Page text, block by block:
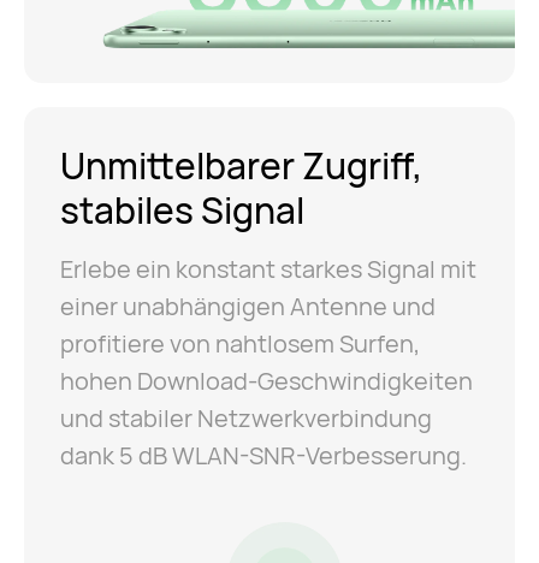
Unmittelbarer Zugriff,
stabiles Signal
Erlebe ein konstant starkes Signal mit
einer unabhängigen Antenne und
profitiere von nahtlosem Surfen,
hohen Download-Geschwindigkeiten
und stabiler Netzwerkverbindung
dank 5 dB WLAN-SNR-Verbesserung.